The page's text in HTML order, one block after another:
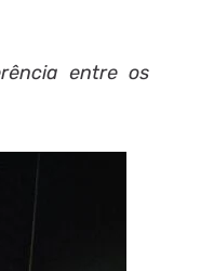
entre os